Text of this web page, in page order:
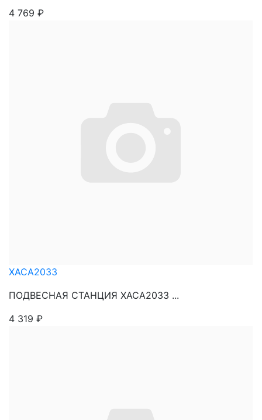
4 769 ₽
XACA2033
ПОДВЕСНАЯ СТАНЦИЯ XACA2033 ...
4 319 ₽